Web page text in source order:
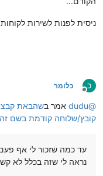
ניסית לפנות לשירות לקוחות
כ
מנותק
כלומר
@
dudu אמר בשהבאת
קובץ/שלוחה קודמת בשם
עד כמה שזכור לי אף
נראה לי שזה בכלל לא